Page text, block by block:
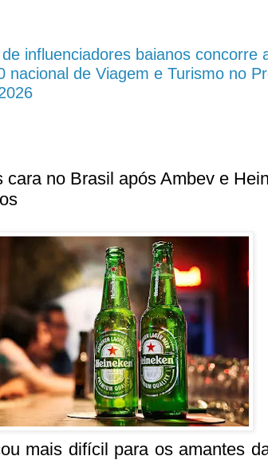
influenciadores baianos concorre
nacional de Viagem e Turismo no
cara no Brasil após Ambev e
mais difícil para os amantes